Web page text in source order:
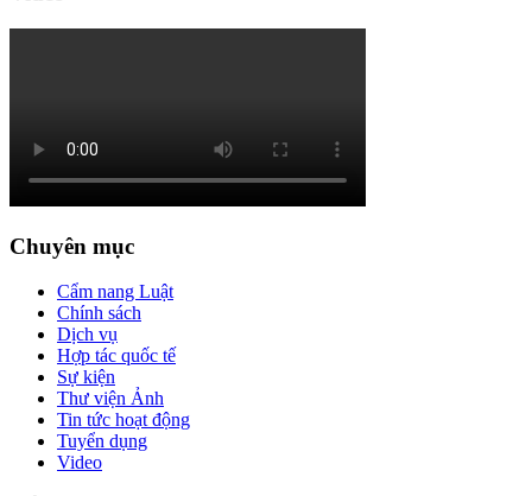
Chuyên mục
Cẩm nang Luật
Chính sách
Dịch vụ
Hợp tác quốc tế
Sự kiện
Thư viện Ảnh
Tin tức hoạt động
Tuyển dụng
Video